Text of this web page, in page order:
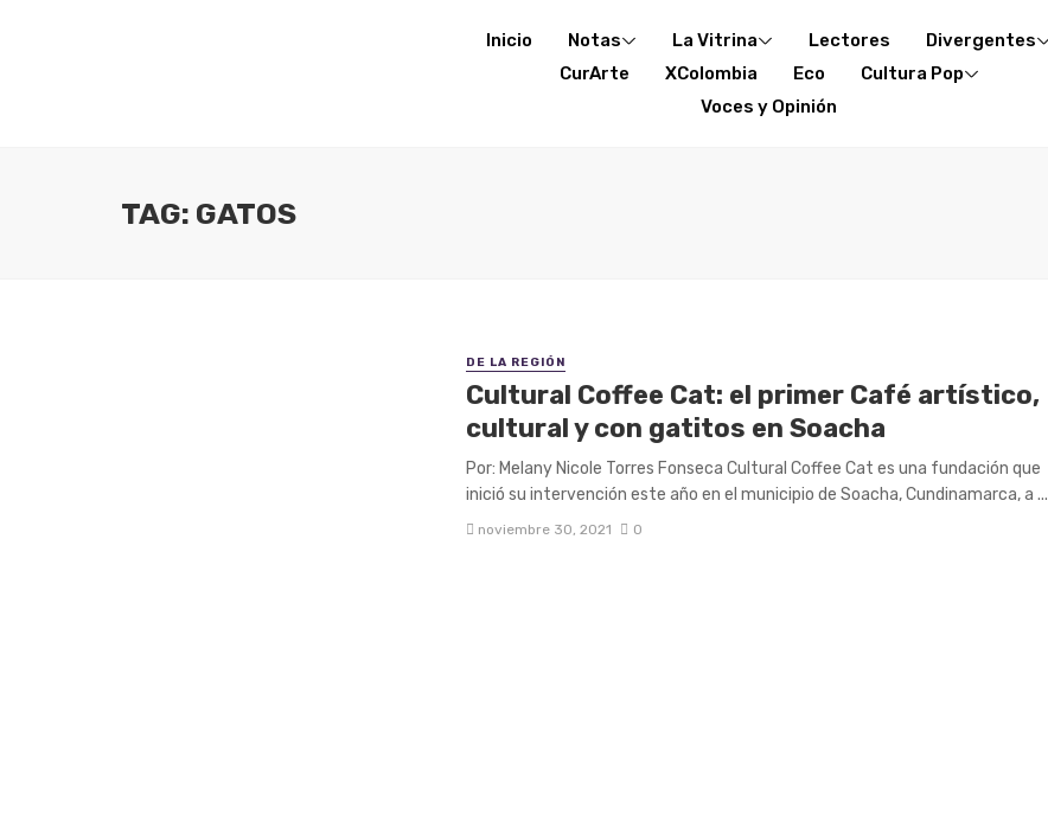
Inicio Notas La Vitrina Lectores
Divergentes
CurArte
XColombia Eco
Cultura Pop
Voces y Opinión
TAG: GATOS
DE LA REGIÓN
Cultural Coffee Cat: el primer Café artístico,
cultural y con gatitos en Soacha
Por: Melany Nicole Torres Fonseca Cultural Coffee Cat es una fundación que
inició su intervención este año en el municipio de Soacha, Cundinamarca, a ...
noviembre 30, 2021 0